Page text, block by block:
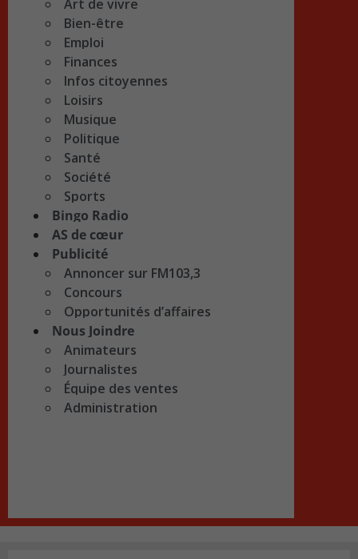
Art de vivre
Bien-être
Emploi
Finances
Infos citoyennes
Loisirs
Musique
Politique
Santé
Société
Sports
Bingo Radio
AS de cœur
Publicité
Annoncer sur FM103,3
Concours
Opportunités d’affaires
Nous Joindre
Animateurs
Journalistes
Équipe des ventes
Administration